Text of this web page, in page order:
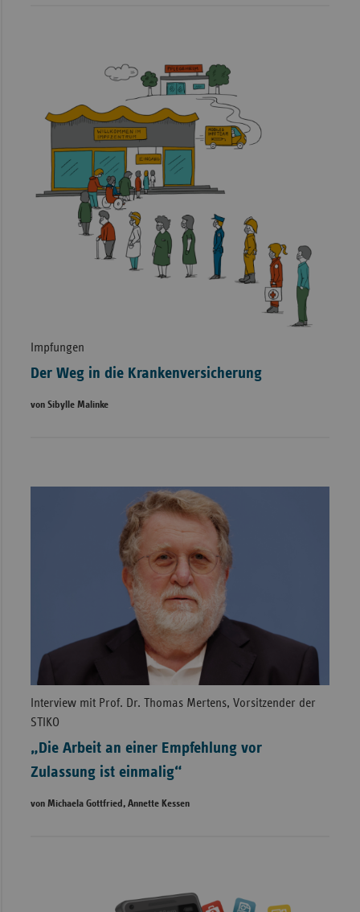
Impfungen
Der Weg in die Krankenversicherung
von Sibylle Malinke
Interview mit Prof. Dr. Thomas Mertens, Vorsitzender der
STIKO
„Die Arbeit an einer Empfehlung vor
Zulassung ist einmalig“
von Michaela Gottfried, Annette Kessen